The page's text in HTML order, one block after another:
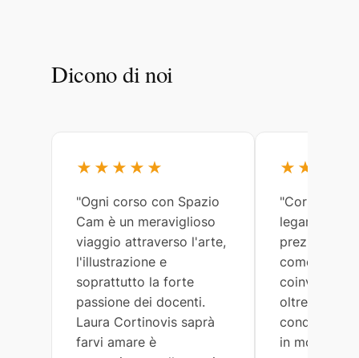
Dicono di noi
★★★★★
"Ogni corso con Spazio
Cam è un meraviglioso
viaggio attraverso l'arte,
l'illustrazione e
soprattutto la forte
passione dei docenti.
Laura Cortinovis saprà
farvi amare è
"Corsi
legami
preziosi.
come tutti
coinvolti,
oltremodo
in modo